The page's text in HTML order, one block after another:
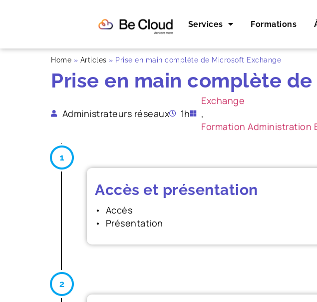
Services Formations
Home » Articles » Prise en main complète de Microsoft Exchange
Prise en main complète
Administrateurs réseaux 1h
Exchange
,
Formation Administration
Accès et présentation
• Accès
• Présentation